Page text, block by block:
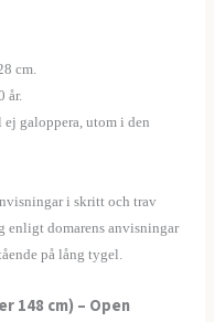
cm.
år.
ej galoppera, utom i den
i skritt och trav
enligt domarens anvisningar
på lång tygel.
148 cm) – Open